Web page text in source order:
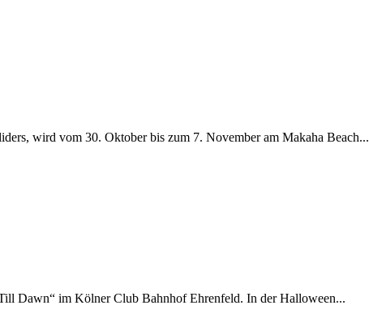
wird vom 30. Oktober bis zum 7. November am Makaha Beach...
Dawn“ im Kölner Club Bahnhof Ehrenfeld. In der Halloween...